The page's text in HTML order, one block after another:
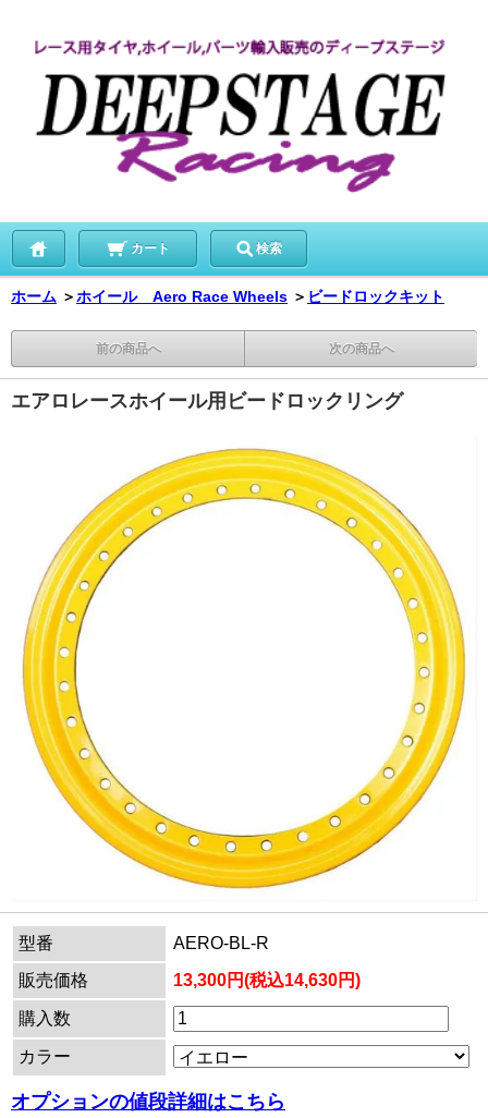
カート 検索
ホーム ＞ホイール Aero Race Wheels ＞ ビードロックキット
前の商品へ 次の商品へ
エアロレースホイール用ビードロックリング
型番
AERO-BL-R
販売価格
13,300円(税込14,630円)
購入数
カラー
オプションの値段詳細はこちら